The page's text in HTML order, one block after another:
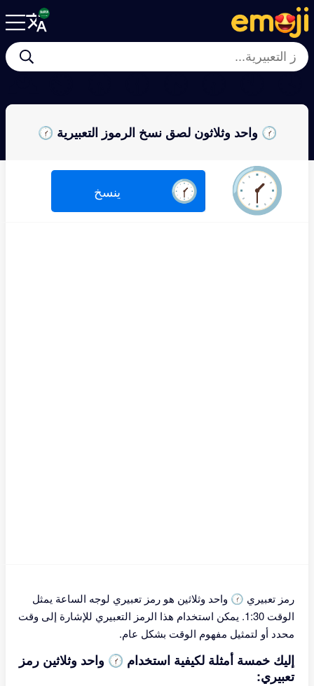
🕜 واحد وثلاثون لصق نسخ الرموز التعبيرية 🕜
🕜
🕜 ينسخ
رمز تعبيري 🕜 واحد وثلاثين هو رمز تعبيري لوجه الساعة يمثل
الوقت 1:30. يمكن استخدام هذا الرمز التعبيري للإشارة إلى وقت
محدد أو لتمثيل مفهوم الوقت بشكل عام.
إليك خمسة أمثلة لكيفية استخدام 🕜 واحد وثلاثين رمز
تعبيري: